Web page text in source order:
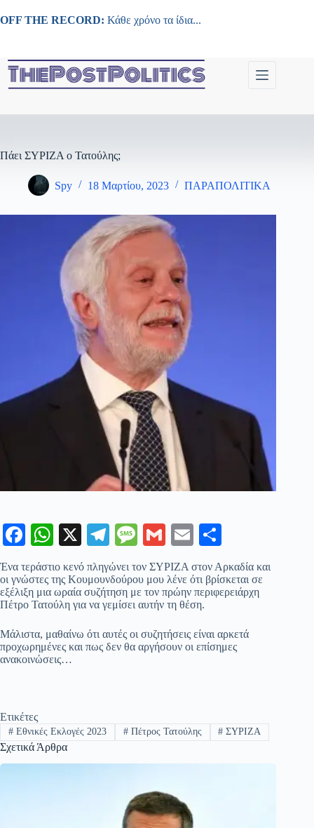
στο
OFF THE RECORD: Κάθε χρόνο τα ίδια...
Πάει ΣΥΡΙΖΑ ο Τατούλης;
Spy 18 Μαρτίου, 2023 ΠΑΡΑΠΟΛΙΤΙΚΑ
Fa
ce
bo
ok
W
ts
A
pp
X
Te
le
gr
a
m
M
es
sa
ge
G
m
ail
E
m
ail ρ
α
εί
Ένα τεράστιο κενό πληγώνει τον ΣΥΡΙΖΑ στον Αρκαδία και
οι γνώστες της Κουμουνδούρου μου λένε ότι βρίσκεται σε
εξέλιξη μια ωραία συζήτηση με τον πρώην περιφερειάρχη
Πέτρο Τατούλη για να γεμίσει αυτήν τη θέση.
Μάλιστα, μαθαίνω ότι αυτές οι συζητήσεις είναι αρκετά
προχωρημένες και πως δεν θα αργήσουν οι επίσημες
ανακοινώσεις…
Ετικέτες
#Εθνικές Εκλογές 2023 #Πέτρος Τατούλης # ΣΥΡΙΖΑ
Σχετικά Άρθρα